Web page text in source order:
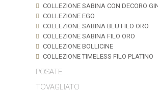
COLLEZIONE SABINA CON DECORO
COLLEZIONE EGO
COLLEZIONE SABINA BLU FILO ORO
COLLEZIONE SABINA FILO ORO
COLLEZIONE BOLLICINE
COLLEZIONE TIMELESS FILO PLATINO
POSATE
TOVAGLIATO